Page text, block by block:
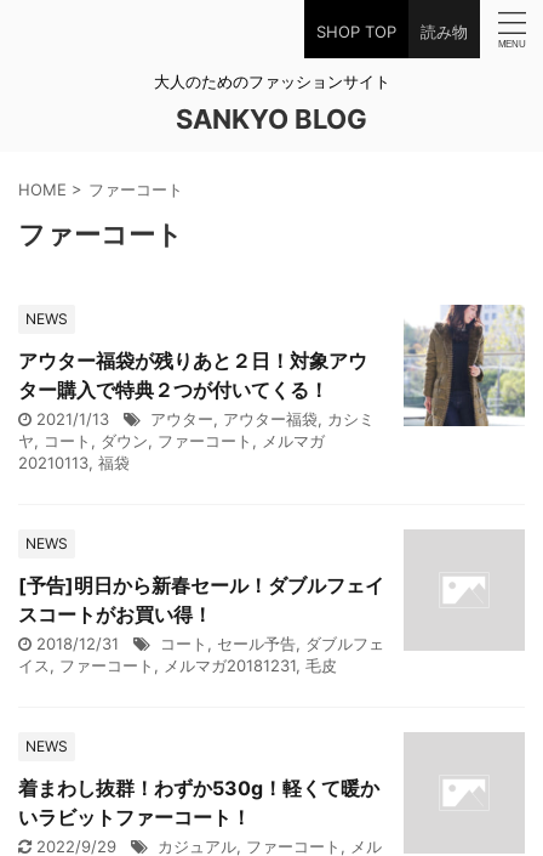
SHOP TOP 読み物
大人のためのファッションサイト
SANKYO BLOG
HOME > ファーコート
ファーコート
NEWS
アウター福袋が残りあと２日！対象アウ
ター購入で特典２つが付いてくる！
2021/1/13 アウター, アウター福袋, カシミ
ヤ, コート , ダウン, ファーコート , メルマガ
20210113, 福袋
NEWS
[予告]明日から新春セール！ダブルフェイ
スコートがお買い得！
2018/12/31 コート , セール予告, ダブルフェ
イス, ファーコート , メルマガ20181231, 毛皮
NEWS
着まわし抜群！わずか530g！軽くて暖か
いラビットファーコート！
2022/9/29 カジュアル, ファーコート , メル